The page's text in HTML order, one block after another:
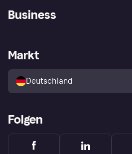
Klarna App
Shops entdecken
Käuferschutzrichtlinie
Dein
Business
Händlerportal
Markt
Deutschland
Folgen